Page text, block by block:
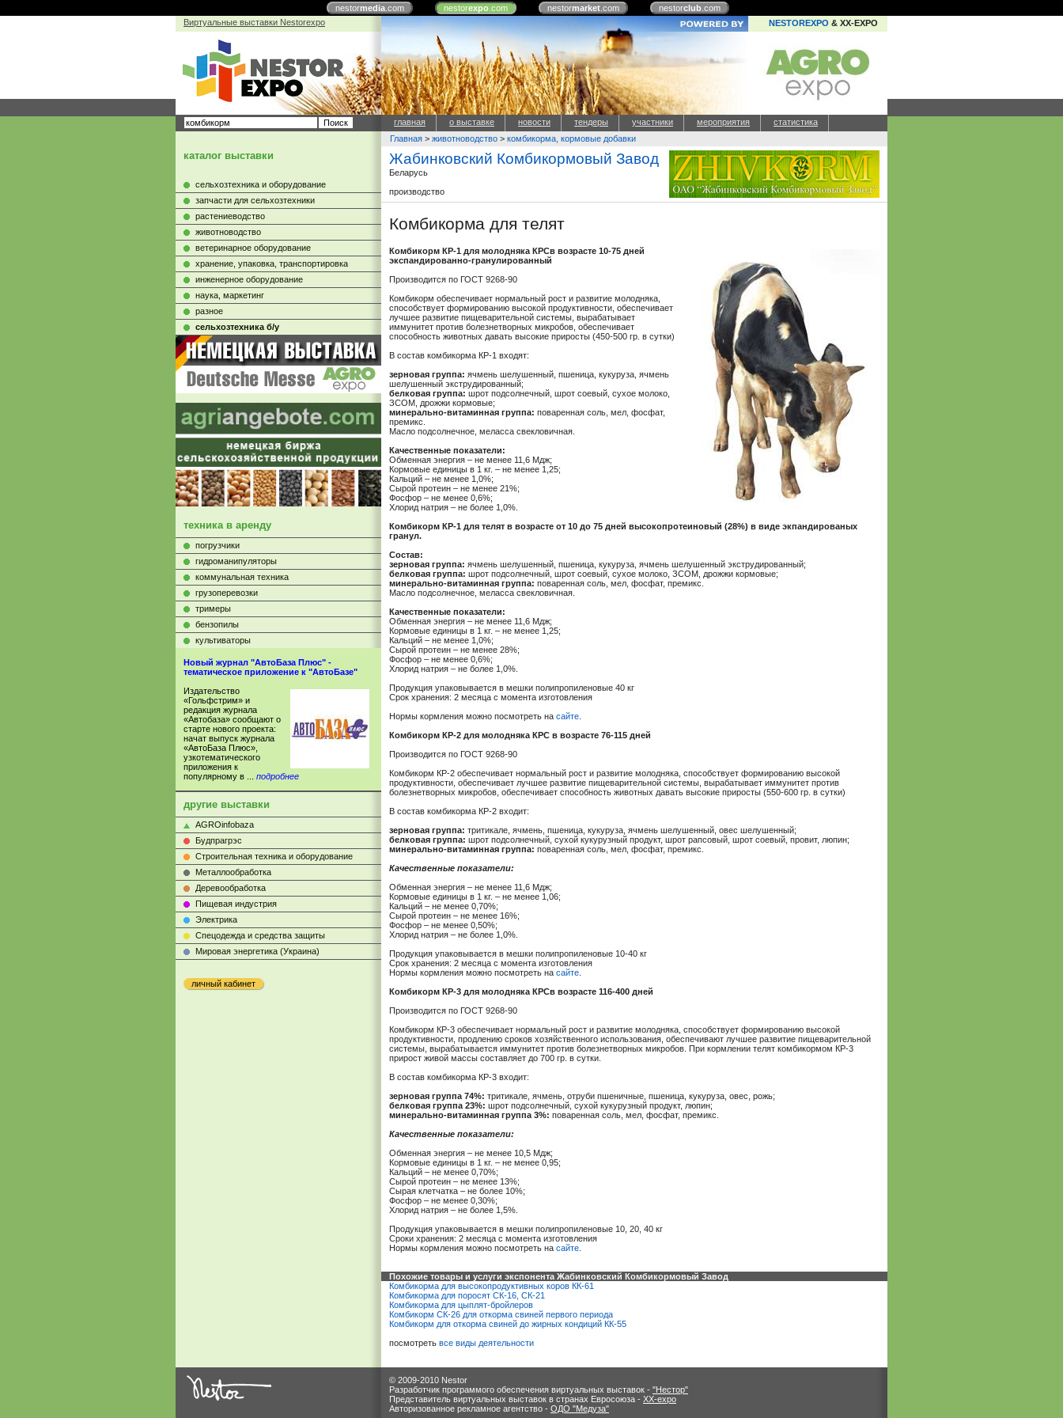
nestormedia.com nestorexpo.com nestormarket.com nestorclub.com
Виртуальные выставки Nestorexpo
NESTOREXPO & XX-EXPO
главная о выставке новости тендеры участники мероприятия статистика
каталог выставки
сельхозтехника и оборудование
запчасти для сельхозтехники
растениеводство
животноводство
ветеринарное оборудование
хранение, упаковка, транспортировка
инженерное оборудование
наука, маркетинг
разное
сельхозтехника б/у
техника в аренду
погрузчики
гидроманипуляторы
коммунальная техника
грузоперевозки
тримеры
бензопилы
культиваторы
Новый журнал "АвтоБаза Плюс" -
тематическое приложение к "АвтоБазе"
Издательство
«Гольфстрим» и
редакция журнала
«Автобаза» сообщают о
старте нового проекта:
начат выпуск журнала
«АвтоБаза Плюс»,
узкотематического
приложения к
популярному в ... подробнее
другие выставки
AGROinfobaza
Будпрагрэс
Строительная техника и оборудование
Металлообработка
Деревообработка
Пищевая индустрия
Электрика
Cпецодежда и средства защиты
Мировая энергетика (Украина)
личный кабинет
Главная > животноводство > комбикорма, кормовые добавки
Жабинковский Комбикормовый Завод
Беларусь
производство
Комбикорма для телят
Комбикорм КР-1 для молодняка КРСв возрасте 10-75 дней
экспандированно-гранулированный
Производится по ГОСТ 9268-90
Комбикорм обеспечивает нормальный рост и развитие молодняка,
способствует формированию высокой продуктивности, обеспечивает
лучшее развитие пищеварительной системы, вырабатывает
иммунитет против болезнетворных микробов, обеспечивает
способность животных давать высокие приросты (450-500 гр. в сутки)
В состав комбикорма КР-1 входят:
зерновая группа: ячмень шелушенный, пшеница, кукуруза, ячмень
шелушенный экструдированный;
белковая группа: шрот подсолнечный, шрот соевый, сухое молоко,
ЗСОМ, дрожжи кормовые;
минерально-витаминная группа: поваренная соль, мел, фосфат,
премикс.
Масло подсолнечное, меласса свекловичная.
Качественные показатели:
Обменная энергия – не менее 11,6 Мдж;
Кормовые единицы в 1 кг. – не менее 1,25;
Кальций – не менее 1,0%;
Сырой протеин – не менее 21%;
Фосфор – не менее 0,6%;
Хлорид натрия – не более 1,0%.
Комбикорм КР-1 для телят в возрасте от 10 до 75 дней высокопротеиновый (28%) в виде экпандированых
гранул.
Состав:
зерновая группа: ячмень шелушенный, пшеница, кукуруза, ячмень шелушенный экструдированный;
белковая группа: шрот подсолнечный, шрот соевый, сухое молоко, ЗСОМ, дрожжи кормовые;
минерально-витаминная группа: поваренная соль, мел, фосфат, премикс.
Масло подсолнечное, меласса свекловичная.
Качественные показатели:
Обменная энергия – не менее 11,6 Мдж;
Кормовые единицы в 1 кг. – не менее 1,25;
Кальций – не менее 1,0%;
Сырой протеин – не менее 28%;
Фосфор – не менее 0,6%;
Хлорид натрия – не более 1,0%.
Продукция упаковывается в мешки полипропиленовые 40 кг
Срок хранения: 2 месяца с момента изготовления
Нормы кормления можно посмотреть на сайте
Комбикорм КР-2 для молодняка КРС в возрасте 76-115 дней
Производится по ГОСТ 9268-90
Комбикорм КР-2 обеспечивает нормальный рост и развитие молодняка, способствует формированию высокой
продуктивности, обеспечивает лучшее развитие пищеварительной системы, вырабатывает иммунитет против
болезнетворных микробов, обеспечивает способность животных давать высокие приросты (550-600 гр. в сутки)
В состав комбикорма КР-2 входит:
зерновая группа: тритикале, ячмень, пшеница, кукуруза, ячмень шелушенный, овес шелушенный;
белковая группа: шрот подсолнечный, сухой кукурузный продукт, шрот рапсовый, шрот соевый, провит, люпин;
минерально-витаминная группа: поваренная соль, мел, фосфат, премикс.
Качественные показатели:
Обменная энергия – не менее 11,6 Мдж;
Кормовые единицы в 1 кг. – не менее 1,06;
Кальций – не менее 0,70%;
Сырой протеин – не менее 16%;
Фосфор – не менее 0,50%;
Хлорид натрия – не более 1,0%.
Продукция упаковывается в мешки полипропиленовые 10-40 кг
Срок хранения: 2 месяца с момента изготовления
Нормы кормления можно посмотреть на сайте
Комбикорм КР-3 для молодняка КРСв возрасте 116-400 дней
Производится по ГОСТ 9268-90
Комбикорм КР-3 обеспечивает нормальный рост и развитие молодняка, способствует формированию высокой
продуктивности, продлению сроков хозяйственного использования, обеспечивают лучшее развитие пищеварительной
системы, вырабатывается иммунитет против болезнетворных микробов. При кормлении телят комбикормом КР-3
прирост живой массы составляет до 700 гр. в сутки.
В состав комбикорма КР-3 входит:
зерновая группа 74%: тритикале, ячмень, отруби пшеничные, пшеница, кукуруза, овес, рожь;
белковая группа 23%: шрот подсолнечный, сухой кукурузный продукт, люпин;
минерально-витаминная группа 3%: поваренная соль, мел, фосфат, премикс.
Качественные показатели:
Обменная энергия – не менее 10,5 Мдж;
Кормовые единицы в 1 кг. – не менее 0,95;
Кальций – не менее 0,70%;
Сырой протеин – не менее 13%;
Сырая клетчатка – не более 10%;
Фосфор – не менее 0,30%;
Хлорид натрия – не более 1,5%.
Продукция упаковывается в мешки полипропиленовые 10, 20, 40 кг
Сроки хранения: 2 месяца с момента изготовления
Нормы кормления можно посмотреть на сайте
Похожие товары и услуги экспонента Жабинковский Комбикормовый Завод
Комбикорма для высокопродуктивных коров КК-61
Комбикорма для поросят СК-16, СК-21
Комбикорма для цыплят-бройлеров
Комбикорм СК-26 для откорма свиней первого периода
Комбикорм для откорма свиней до жирных кондиций КК-55
посмотреть все виды деятельности
© 2009-2010 Nestor
Разработчик программого обеспечения виртуальных выставок - "Нестор"
Представитель виртуальных выставок в странах Евросоюза - XX-expo
Авторизованное рекламное агентство - ОДО "Медуза"